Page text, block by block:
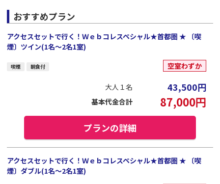
おすすめプラン
アクセスセットで行く！Ｗｅｂコレスペシャル★首都圏 ★ 〔喫
煙〕ツイン(1名～2名1室)
喫煙 朝食付 空室わずか
大人１名 43,500円
基本代金合計 87,000円
プランの詳細
アクセスセットで行く！Ｗｅｂコレスペシャル★首都圏 ★ 〔喫
煙〕ダブル(1名～2名1室)